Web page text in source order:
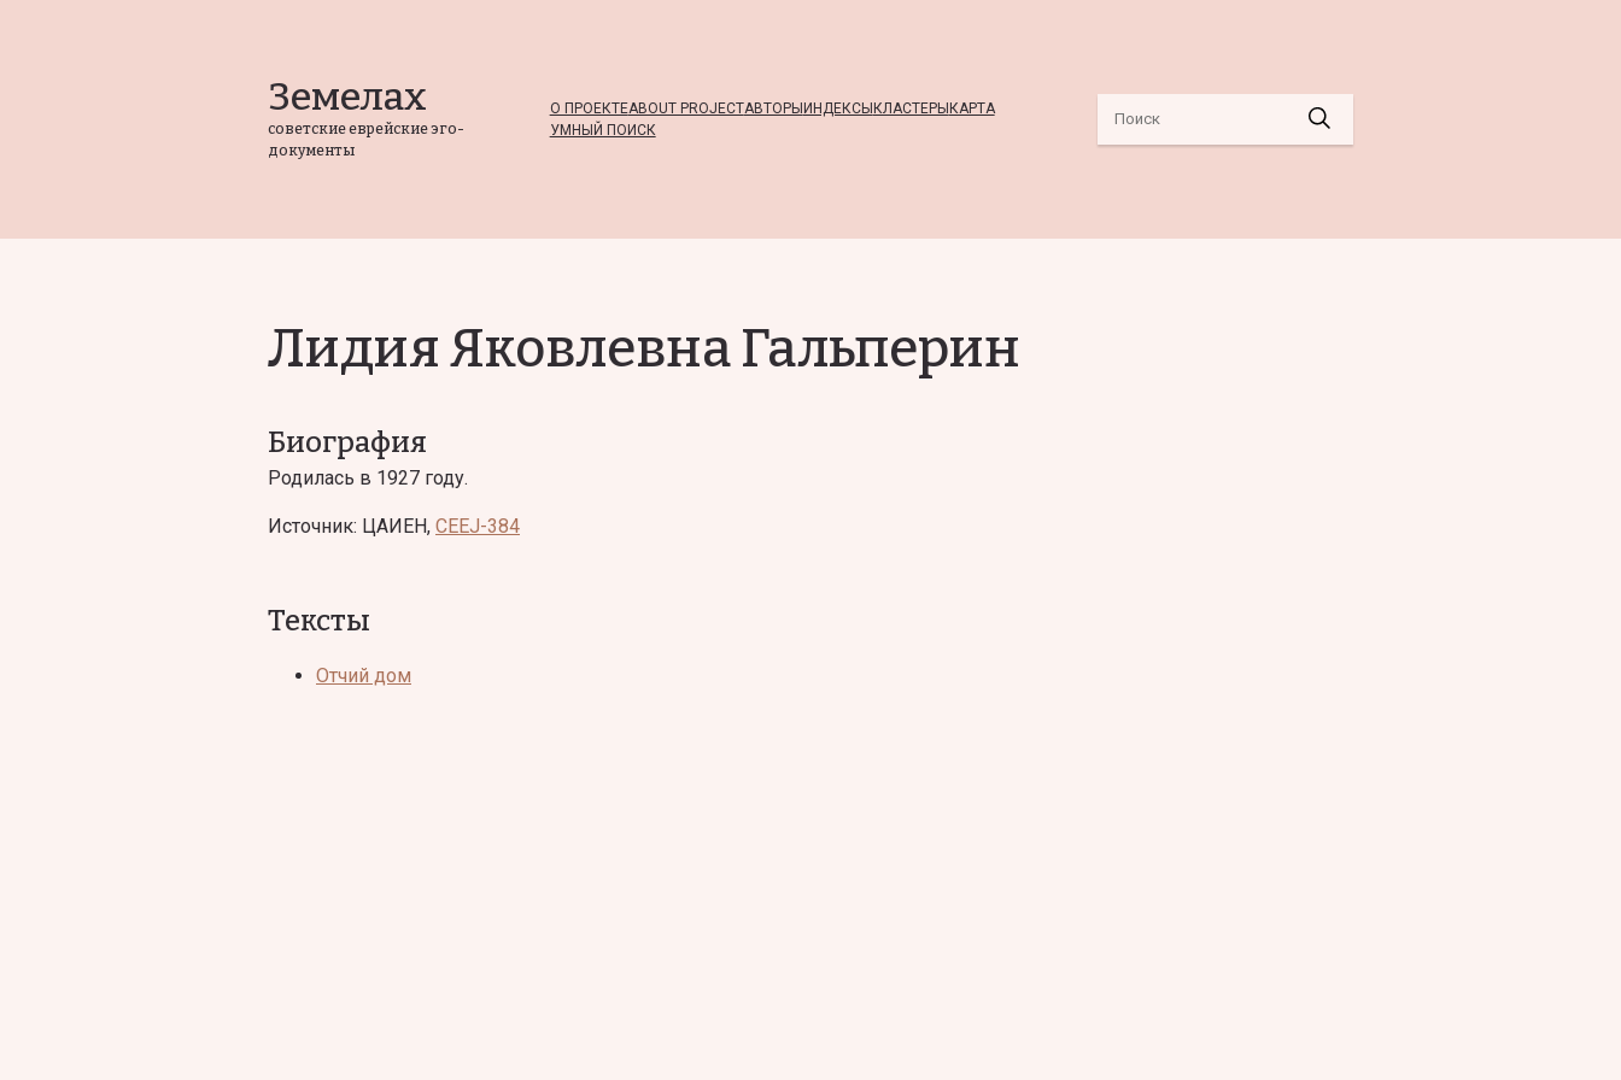
Земелах
советские еврейские эго-
документы
О ПРОЕКТЕABOUT PROJECTАВТОРЫ ИНДЕКСЫ КЛАСТЕРЫ КАРТА
УМНЫЙ ПОИСК
Лидия Яковлевна Гальперин
Биография
Родилась в 1927 году.
Источник: ЦАИЕН, CEEJ-384
Тексты
Отчий дом